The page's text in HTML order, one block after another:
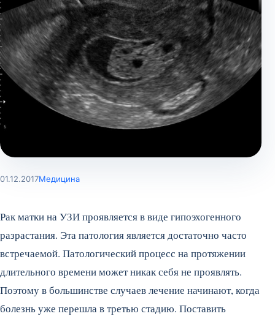
01.12.2017Медицина
Рак матки на УЗИ проявляется в виде гипоэхогенного
разрастания. Эта патология является достаточно часто
встречаемой. Патологический процесс на протяжении
длительного времени может никак себя не проявлять.
Поэтому в большинстве случаев лечение начинают, когда
болезнь уже перешла в третью стадию. Поставить